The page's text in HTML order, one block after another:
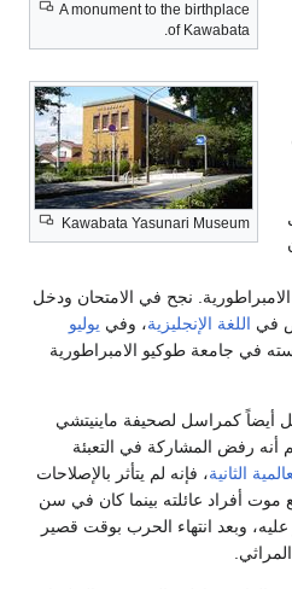
A monument to the birthplace
of Kawabata.
Kawabata Yasunari Museum
نجح في الامتحان ودخل
في اللغة الإنجليزية، وفي يوليو
في جامعة طوكيو الامبراطورية
عمل أيضاً كمراسل لصحيفة ماينيتشي
رفض المشاركة في التعبئة
الثانية، فإنه لم يتأثر بالإصلاحات
موت أفراد عائلته بينما كان في سن
وبعد انتهاء الحرب بوقت قصير